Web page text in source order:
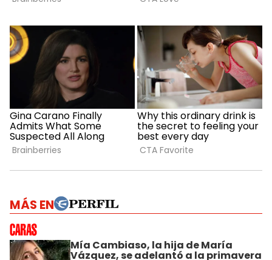
MÁS EN
Mía Cambiaso, la hija de María
Vázquez, se adelantó a la primavera